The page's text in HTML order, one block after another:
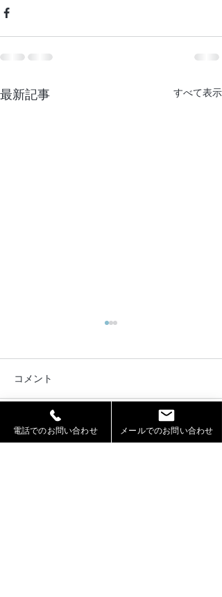
最新記事 すべて表示
2026年お盆期間における
コメント
コメントを追加…
電話でのお問い合わせ メールでのお問い合わせ